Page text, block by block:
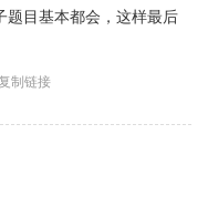
题目基本都会，这样最后
制链接